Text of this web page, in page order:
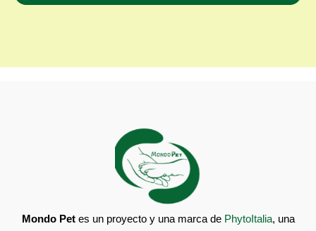
Mondo Petes un proyecto y una marca de PhytoItalia, una